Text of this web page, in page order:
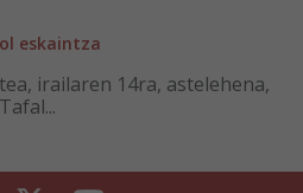
eskaintza
irailaren 14ra, astelehena,